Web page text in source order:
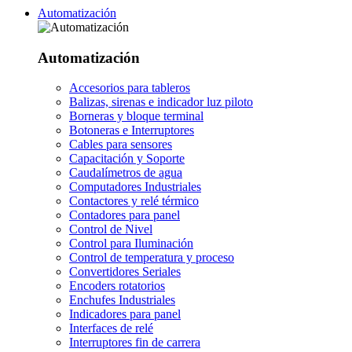
Automatización
Automatización
Accesorios para tableros
Balizas, sirenas e indicador luz piloto
Borneras y bloque terminal
Botoneras e Interruptores
Cables para sensores
Capacitación y Soporte
Caudalímetros de agua
Computadores Industriales
Contactores y relé térmico
Contadores para panel
Control de Nivel
Control para Iluminación
Control de temperatura y proceso
Convertidores Seriales
Encoders rotatorios
Enchufes Industriales
Indicadores para panel
Interfaces de relé
Interruptores fin de carrera